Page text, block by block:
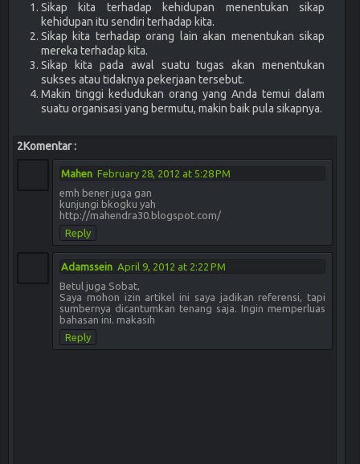
Sikap kita terhadap kehidupan menentukan sikap
kehidupan itu sendiri terhadap kita.
Sikap kita terhadap orang lain akan menentukan sikap
mereka terhadap kita.
Sikap kita pada awal suatu tugas akan menentukan
sukses atau tidaknya pekerjaan tersebut.
Makin tinggi kedudukan orang yang Anda temui dalam
suatu organisasi yang bermutu, makin baik pula sikapnya.
2Komentar :
Mahen February 28, 2012 at 5:28 PM
emh bener juga gan
kunjungi bkogku yah
http://mahendra30.blogspot.com/
Reply
Adamssein April 9, 2012 at 2:22 PM
Betul juga Sobat,
Saya mohon izin artikel ini saya jadikan referensi, tapi
sumbernya dicantumkan tenang saja. Ingin memperluas
bahasan ini. makasih
Reply